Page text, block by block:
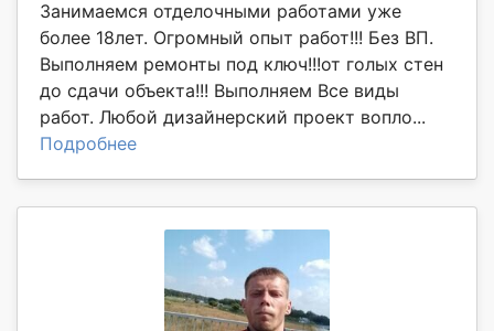
Занимаемся отделочными работами уже
более 18лет. Огромный опыт работ!!! Без ВП.
Выполняем ремонты под ключ!!!от голых стен
до сдачи объекта!!! Выполняем Все виды
работ. Любой дизайнерский проект вопло...
Подробнее